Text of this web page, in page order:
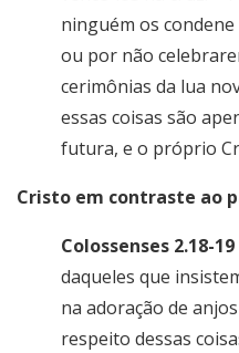
ninguém os
ou por não
cerimônias da lua
essas coisas são
futura, e o próprio
Cristo em contraste ao
Colossenses 2.18-19
daqueles que
na adoração de
respeito dessas